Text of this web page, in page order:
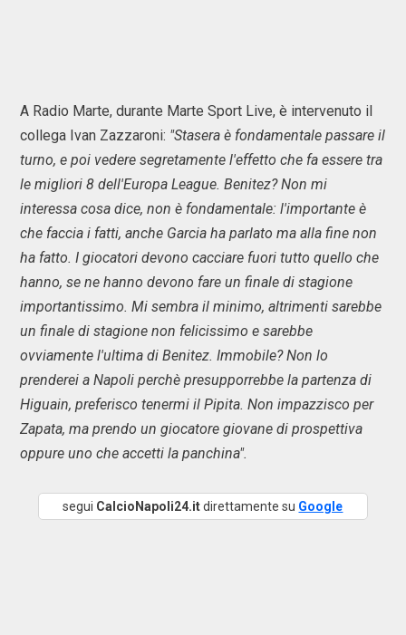
A Radio Marte, durante Marte Sport Live, è intervenuto il
collega Ivan Zazzaroni: "Stasera è fondamentale passare il
turno, e poi vedere segretamente l'effetto che fa essere tra
le migliori 8 dell'Europa League. Benitez? Non mi
interessa cosa dice, non è fondamentale: l'importante è
che faccia i fatti, anche Garcia ha parlato ma alla fine non
ha fatto. I giocatori devono cacciare fuori tutto quello che
hanno, se ne hanno devono fare un finale di stagione
importantissimo. Mi sembra il minimo, altrimenti sarebbe
un finale di stagione non felicissimo e sarebbe
ovviamente l'ultima di Benitez. Immobile? Non lo
prenderei a Napoli perchè presupporrebbe la partenza di
Higuain, preferisco tenermi il Pipita. Non impazzisco per
Zapata, ma prendo un giocatore giovane di prospettiva
oppure uno che accetti la panchina".
segui CalcioNapoli24.itdirettamente su Google